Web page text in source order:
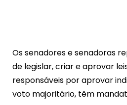
Os senadores e senadoras
de legislar, criar e aprovar
responsáveis por aprovar
voto majoritário, têm